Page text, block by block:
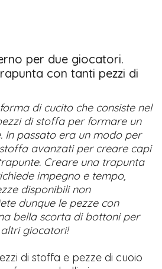
per due giocatori.
con tanti pezzi di
di cucito che consiste nel
di stoffa per formare un
In passato era un modo per
avanzati per creare capi
Creare una trapunta
impegno e tempo,
disponibili non
dunque le pezze con
bella scorta di bottoni per
giocatori!
di stoffa e pezze di cuoio